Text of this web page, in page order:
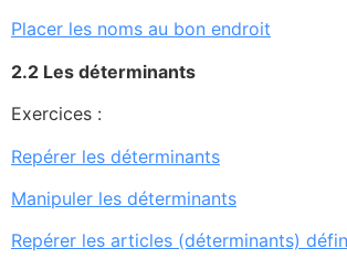
Placer les noms au bon endroit
2.2 Les déterminants
Exercices :
Repérer les déterminants
Manipuler les déterminants
Repérer les articles (déterminants)